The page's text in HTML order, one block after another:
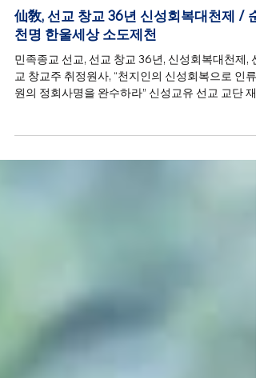
4월 19일
선교창교절 신성회복대천제
仙敎, 선교 창교 36년 신성회복대천제 / 순
천명 한울세상 소도제천
민족종교 선교, 선교 창교 36년, 신성회복대천제, 선
원의 정회사명을 완수하라” 신성교유 선교 교단 재단